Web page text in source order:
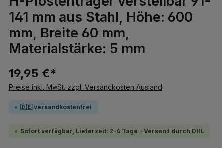
141 mm aus Stahl, Höhe: 600
mm, Breite 60 mm,
Materialstärke: 5 mm
19,95 €*
Preise inkl. MwSt. zzgl. Versandkosten Ausland
🇩🇪 versandkostenfrei
Sofort verfügbar, Lieferzeit: 2-4 Tage - Versand durch DHL